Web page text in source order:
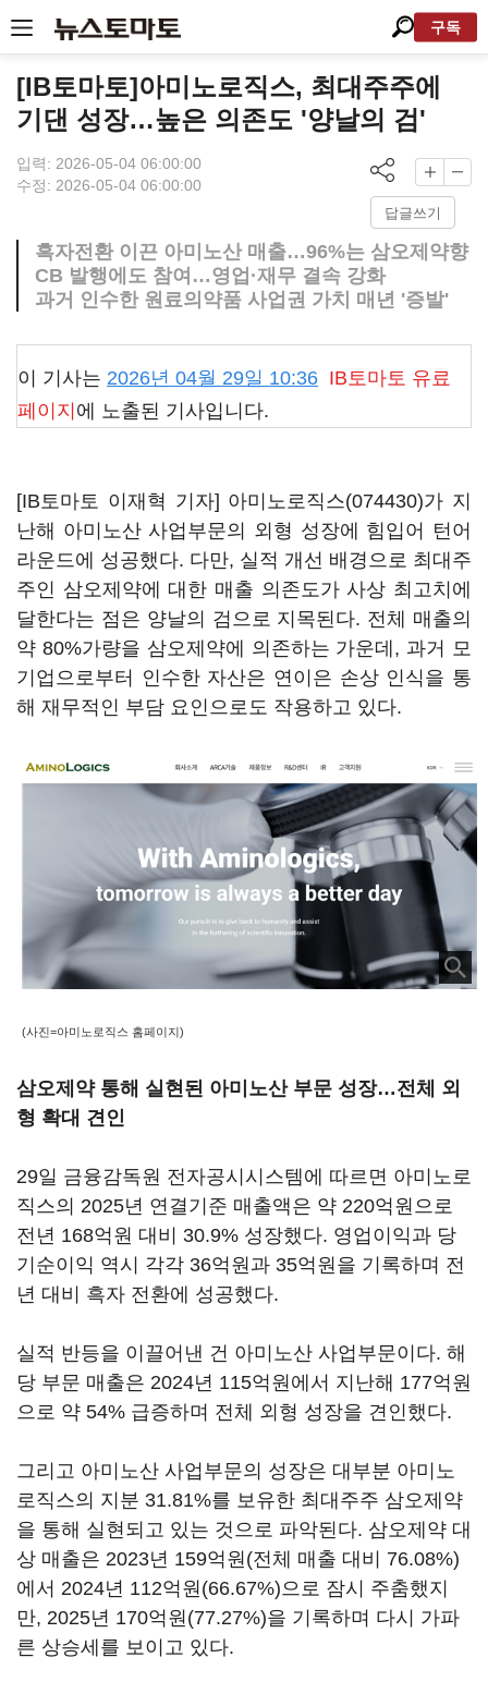
구독
[IB토마토]아미노로직스, 최대주주에
기댄 성장…높은 의존도 '양날의 검'
입력: 2026-05-04 06:00:00
수정: 2026-05-04 06:00:00
답글쓰기
흑자전환 이끈 아미노산 매출…96%는 삼오제약향
CB 발행에도 참여…영업·재무 결속 강화
과거 인수한 원료의약품 사업권 가치 매년 '증발'
이 기사는 2026년 04월 29일 10:36 IB토마토 유료
페이지 에 노출된 기사입니다.
[IB토마토 이재혁 기자] 아미노로직스(074430)가 지
난해 아미노산 사업부문의 외형 성장에 힘입어 턴어
라운드에 성공했다. 다만, 실적 개선 배경으로 최대주
주인 삼오제약에 대한 매출 의존도가 사상 최고치에
달한다는 점은 양날의 검으로 지목된다. 전체 매출의
약 80%가량을 삼오제약에 의존하는 가운데, 과거 모
기업으로부터 인수한 자산은 연이은 손상 인식을 통
해 재무적인 부담 요인으로도 작용하고 있다.
(사진=아미노로직스 홈페이지)
삼오제약 통해 실현된 아미노산 부문 성장…전체 외
형 확대 견인
29일 금융감독원 전자공시시스템에 따르면 아미노로
직스의 2025년 연결기준 매출액은 약 220억원으로
전년 168억원 대비 30.9% 성장했다. 영업이익과 당
기순이익 역시 각각 36억원과 35억원을 기록하며 전
년 대비 흑자 전환에 성공했다.
실적 반등을 이끌어낸 건 아미노산 사업부문이다. 해
당 부문 매출은 2024년 115억원에서 지난해 177억원
으로 약 54% 급증하며 전체 외형 성장을 견인했다.
그리고 아미노산 사업부문의 성장은 대부분 아미노
로직스의 지분 31.81%를 보유한 최대주주 삼오제약
을 통해 실현되고 있는 것으로 파악된다. 삼오제약 대
상 매출은 2023년 159억원(전체 매출 대비 76.08%)
에서 2024년 112억원(66.67%)으로 잠시 주춤했지
만, 2025년 170억원(77.27%)을 기록하며 다시 가파
른 상승세를 보이고 있다.